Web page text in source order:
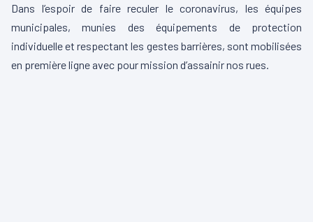
Dans l’espoir de faire reculer le coronavirus, les équipes
municipales, munies des équipements de protection
individuelle et respectant les gestes barrières, sont mobilisées
en première ligne avec pour mission d’assainir nos rues.